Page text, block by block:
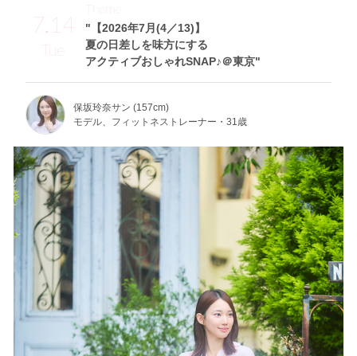
7.14
Tue
"【2026年7月(4／13)】
夏の日差しを味方にする
アクティブおしゃれSNAP♪＠東京"
Theme
保坂玲奈サン (157cm)
モデル、フィットネストレーナー・31歳